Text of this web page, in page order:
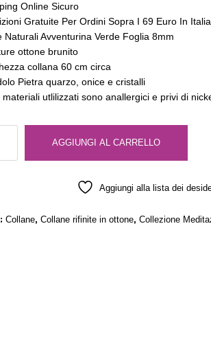
Online Sicuro
Gratuite Per Ordini Sopra I 69 Euro In
Naturali Avventurina Verde Foglia 8mm
ottone brunito
collana 60 cm circa
Pietra quarzo, onice e cristalli
materiali utlilizzati sono anallergici e privi di
AGGIUNGI AL CARRELLO
Aggiungi alla lista dei
Collane, Collane rifinite in ottone, Collezione